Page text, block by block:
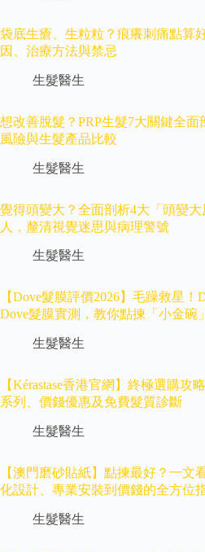
袋底生瘡、生粒粒？痕癢刺痛點算
因、治療方法與禁忌
生髮醫生
想改善脫髮？PRP生髮7大關鍵全面
風險與生髮產品比較
生髮醫生
覺得頭變大？全面剖析4大「頭變
人，釐清視覺迷思與病理警號
生髮醫生
【Dove髮膜評價2026】毛躁救星！
Dove髮膜實測，教你點揀「小金碗
生髮醫生
【Kérastase香港官網】終極選購攻
系列、價錢優惠及免費髮質診斷
生髮醫生
【澳門磨砂貼紙】點揀最好？一文
化設計、專業安裝到價錢的全方位
生髮醫生